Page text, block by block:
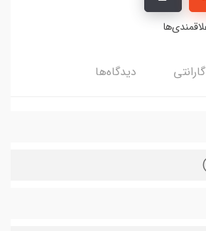
گارانتی دیدگاه‌ها